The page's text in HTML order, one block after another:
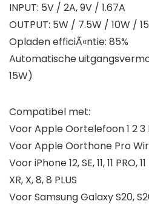
INPUT: 5V / 2A, 9V / 1.67A
OUTPUT: 5W / 7.5W / 10W /
Opladen efficiÃ«ntie: 85%
Automatische
15W)
Compatibel met:
Voor Apple Oortelefoon 1 2
Voor Apple Oorthone Pro
Voor iPhone 12, SE, 11, 11 PRO,
XR, X, 8, 8 PLUS
Voor Samsung Galaxy S20,